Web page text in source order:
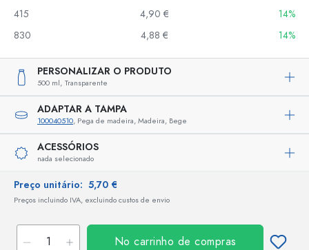
415
4,90 €
14%
830
4,88 € 14%
PERSONALIZAR O PRODUTO
500 ml, Transparente
ADAPTAR A TAMPA
100040510, Pega de madeira, Madeira, Bege
ACESSÓRIOS
nada selecionado
Preço unitário: 5,70 €
Preços incluindo IVA, excluindo custos de envio
No carrinho de compras